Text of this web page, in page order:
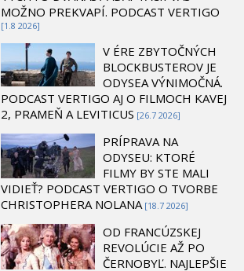
MOŽNO PREKVAPÍ. PODCAST VERTIGO
[1.8 2026]
V ÉRE ZBYTOČNÝCH
BLOCKBUSTEROV JE
ODYSEA VÝNIMOČNÁ.
PODCAST VERTIGO AJ O FILMOCH KAVEJ
2, PRAMEŇ A LEVITICUS [26.7 2026]
PRÍPRAVA NA
ODYSEU: KTORÉ
FILMY BY STE MALI
VIDIEŤ? PODCAST VERTIGO O TVORBE
CHRISTOPHERA NOLANA [18.7 2026]
OD FRANCÚZSKEJ
REVOLÚCIE AŽ PO
ČERNOBYĽ. NAJLEPŠIE